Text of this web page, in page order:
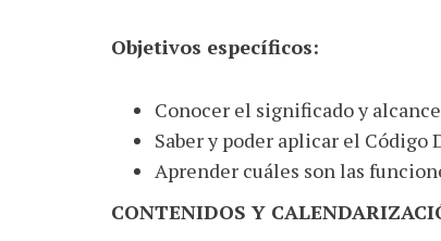
Objetivos específicos:
Conocer el significado y
Saber y poder aplicar el
Aprender cuáles son las
CONTENIDOS Y